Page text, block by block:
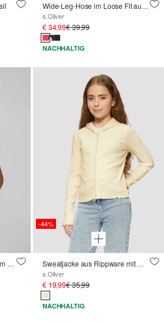
Wide-Leg-Hose im Loose Fit aus Viskose
s.Oliver
€ 34,99€ 39,99
NACHHALTIG
Print-Shirt mit Knoten-Detail im Loose Fit
-44%
Sweatjacke aus Rippware mit Wellensaum und Zwei-Wege-Reißverschluss
s.Oliver
€ 19,99€ 35,99
NACHHALTIG